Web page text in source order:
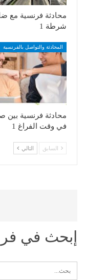
محادثة فرنسية مع
شرطة 1
المحادثة والتواصل بالفرنسية
محادثة فرنسية بين
في وقت الفراغ 1
السابق التالي
إبحث في